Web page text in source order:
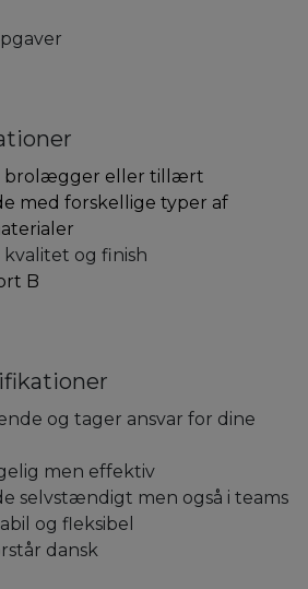
brolægger eller tillært
med forskellige typer af
og finish
B
og tager ansvar for dine
men effektiv
selvstændigt men også i teams
og fleksibel
dansk